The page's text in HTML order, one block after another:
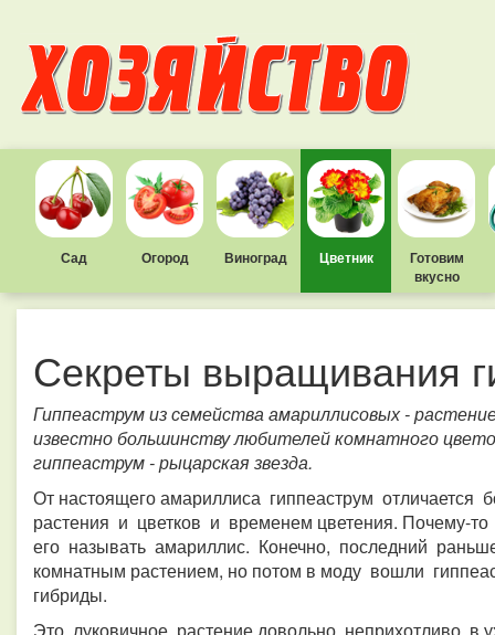
Сад Огород Виноград Цветник
Готовим
вкусно
Секреты выращивания
Гиппеаструм из семейства амариллисовых -
известно большинству любителей комнатного
гиппеаструм - рыцарская звезда.
От настоящего амариллиса гиппеаструм
растения и цветков и временем цветения. Почему-
его называть амариллис. Конечно, последний
комнатным растением, но потом в моду вошли
гибриды.